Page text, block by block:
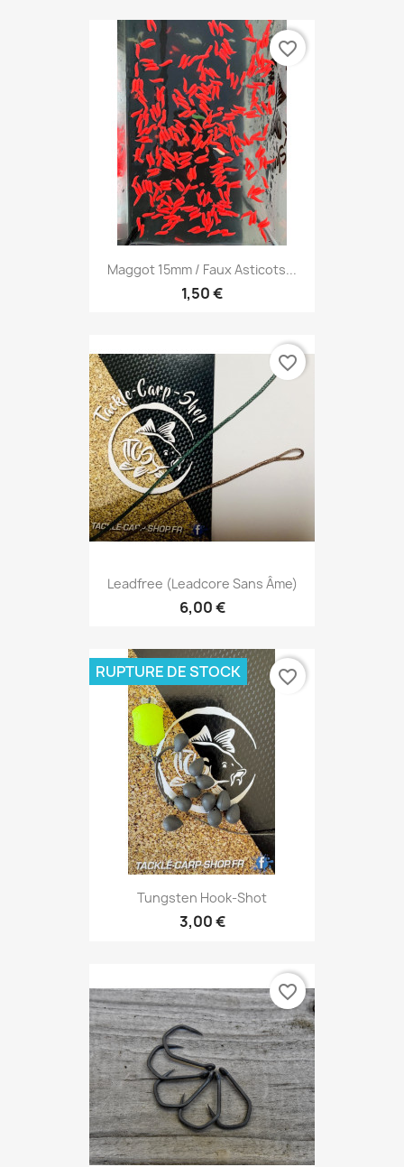
Maggot 15mm / Faux Asticots...
1,50 €
favorite_border
Leadfree (Leadcore Sans Âme)
6,00 €
favorite_border
Tungsten Hook-Shot
3,00 €
RUPTURE DE STOCK favorite_border
favorite_border